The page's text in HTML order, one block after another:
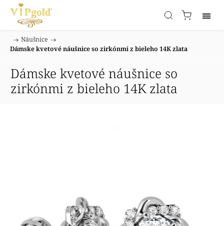
Domov
/ Náušnice /
Dámske kvetové náušnice so zirkónmi z bieleho 14K zlata
Dámske kvetové náušnice so
zirkónmi z bieleho 14K zlata